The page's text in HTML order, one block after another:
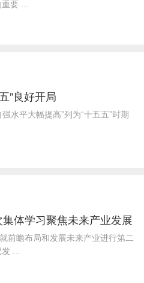
要 ...
”良好开局
水平大幅提高”列为“十五五”时期
体学习聚焦未来产业发展
前瞻布局和发展未来产业进行第二
...